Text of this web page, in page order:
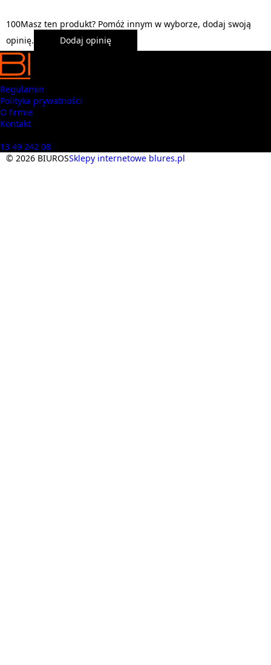
100Masz ten produkt? Pomóż innym w wyborze, dodaj swoją
opinię.
Dodaj opinię
Regulamin
Polityka prywatności
O firmie
Kontakt
13 49 242 08
© 2026 BIUROSSklepy internetowe blures.pl